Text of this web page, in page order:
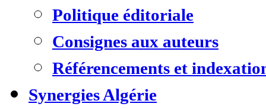
Politique éditoriale
Consignes aux auteurs
Référencements et
Synergies Algérie